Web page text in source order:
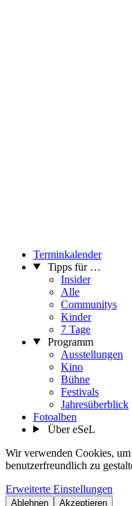
Terminkalender
Tipps für …
Insider
Alle
Communitys
Kinder
7 Tage
Programm
Ausstellungen
Kino
Bühne
Festivals
Jahresüberblick
Fotoalben
Über eSeL
Wir verwenden Cookies,
benutzerfreundlich zu
Erweiterte Einstellungen
Ablehnen Akzeptieren